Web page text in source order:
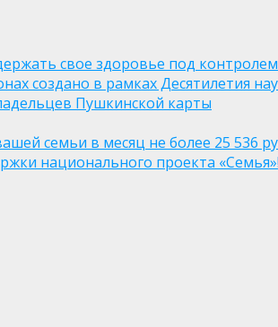
свое здоровье под контролем
создано в рамках Десятилетия
Пушкинской карты
семьи в месяц не более 25 536
национального проекта «Семья»!